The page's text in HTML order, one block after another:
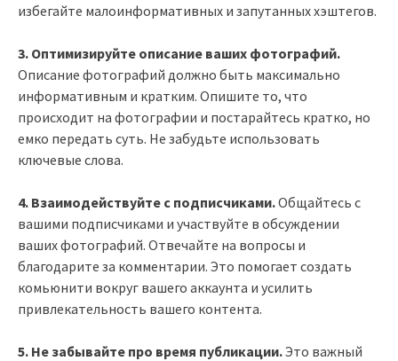
избегайте малоинформативных и запутанных хэштегов.
3. Оптимизируйте описание ваших фотографий.
Описание фотографий должно быть максимально
информативным и кратким. Опишите то, что
происходит на фотографии и постарайтесь кратко, но
емко передать суть. Не забудьте использовать
ключевые слова.
4. Взаимодействуйте с подписчиками.Общайтесь с
вашими подписчиками и участвуйте в обсуждении
ваших фотографий. Отвечайте на вопросы и
благодарите за комментарии. Это помогает создать
комьюнити вокруг вашего аккаунта и усилить
привлекательность вашего контента.
5. Не забывайте про время публикации.Это важный